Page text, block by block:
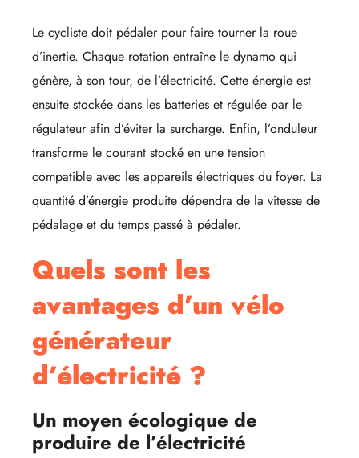
Le cycliste doit pédaler pour faire tourner la roue
d’inertie. Chaque rotation entraîne le dynamo qui
génère, à son tour, de l’électricité. Cette énergie est
ensuite stockée dans les batteries et régulée par le
régulateur afin d’éviter la surcharge. Enfin, l’onduleur
transforme le courant stocké en une tension
compatible avec les appareils électriques du foyer. La
quantité d’énergie produite dépendra de la vitesse de
pédalage et du temps passé à pédaler.
Quels sont les
avantages d’un vélo
générateur
d’électricité ?
Un moyen écologique de
produire de l’électricité